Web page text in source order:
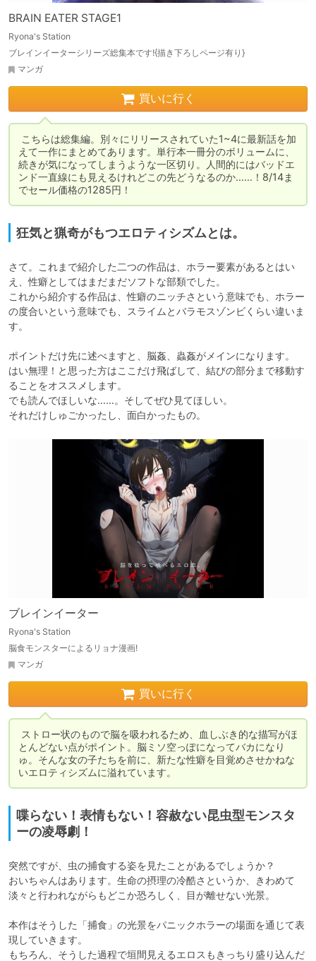
BRAIN EATER STAGE1
Ryona's Station
ブレインイーターシリーズ総集本です!{描き下ろしページ有り}
マンガ
買いに行く
こちらは総集編。別々にリリースされていた1~4に最新話を加
えて一作にまとめてあります。単行本一冊分のボリュームに、
続きが気になってしまうような一区切り。人間的にはバッドエ
ンド一直線にも見えるけれどこの先どうなるのか……！8/14ま
でセール価格の1285円！
狂気と猟奇がもつエロティシズムとは。
さて。これまで紹介した二つの作品は、ホラー要素があるとはい
え、性癖としてはまだまだソフトな部類でした。
これから紹介する作品は、性癖のニッチさという意味でも、ホラー
の度合いという意味でも、スライムとバラモスゾンビくらい違いま
す。
ポイントだけ先に述べますと、脳姦、蟲姦がメインになります。
はい無理！と思った方はここだけ飛ばして、結びの部分まで移動す
ることをオススメします。
でも読んでほしいな……。そしてぜひ見てほしい。
ブレインイーター
Ryona's Station
脳食モンスターによるリョナ漫画!
マンガ
買いに行く
ストロー状のもので脳を吸われるため、血しぶき的な描写がほ
とんどない点がポイント。脳ミソ空っぽになってバカになり
ゅ。そんな女の子たちを前に、新たな性癖を目覚めさせかねな
いエロティシズムに溢れています。
喋らない！表情もない！容赦ない昆虫型モンスタ
ーの凌辱劇！
突然ですが、虫の捕食する姿を見たことがあるでしょうか？
おいちゃんはあります。生命の摂理の冷酷さというか、きわめて
淡々と行われながらもどこか恐ろしく、目が離せない光景。
本作はそうした「捕食」の光景をパニックホラーの場面を通じて表
現していきます。
もちろん、そうした過程で垣間見えるエロスもきっちり盛り込んだ